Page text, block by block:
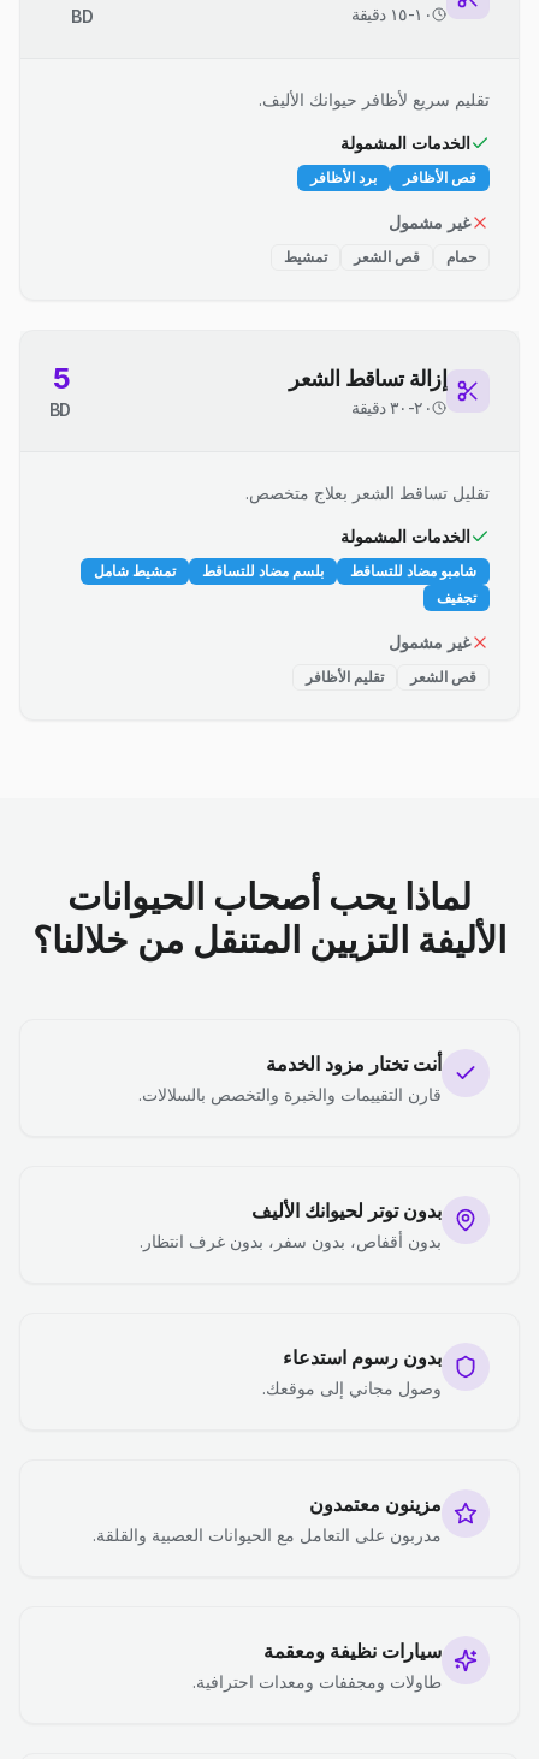
١٠-١٥ دقيقة BD
تقليم سريع لأظافر حيوانك الأليف.
الخدمات المشمولة
قص الأظافر برد الأظافر
غير مشمول
حمام قص الشعر تمشيط
إزالة تساقط الشعر
٢٠-٣٠ دقيقة
5
BD
تقليل تساقط الشعر بعلاج متخصص.
الخدمات المشمولة
شامبو مضاد للتساقط بلسم مضاد للتساقط
تمشيط شامل
تجفيف
غير مشمول
قص الشعر تقليم الأظافر
لماذا يحب أصحاب الحيوانات
الأليفة التزيين المتنقل من خلالنا؟
أنت تختار مزود الخدمة
قارن التقييمات والخبرة والتخصص بالسلالات.
بدون توتر لحيوانك الأليف
بدون أقفاص، بدون سفر، بدون غرف انتظار.
بدون رسوم استدعاء
وصول مجاني إلى موقعك.
مزينون معتمدون
مدربون على التعامل مع الحيوانات العصبية والقلقة.
سيارات نظيفة ومعقمة
طاولات ومجففات ومعدات احترافية.